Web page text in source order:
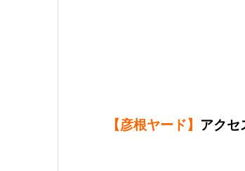
【彦根ヤード】 アクセ